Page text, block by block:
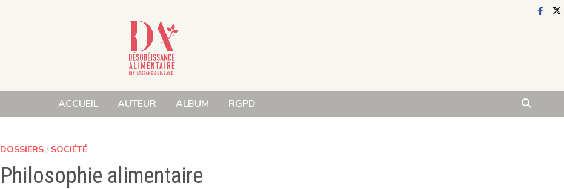
ACCUEIL AUTEUR ALBUM RGPD
DOSSIERS / SOCIÉTÉ
Philosophie alimentaire